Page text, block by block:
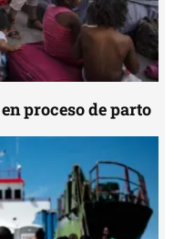
proceso de parto